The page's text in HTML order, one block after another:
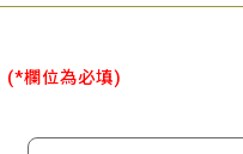
(*欄位為必填)